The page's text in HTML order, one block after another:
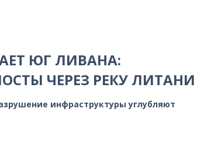
ЮГ ЛИВАНА:
ЧЕРЕЗ РЕКУ ЛИТАНИ
инфраструктуры углубляют